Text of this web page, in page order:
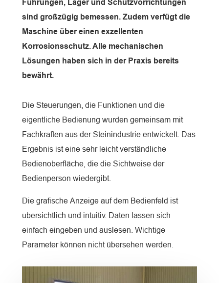
Führungen, Lager und Schutzvorrichtungen
sind großzügig bemessen. Zudem verfügt die
Maschine über einen exzellenten
Korrosionsschutz. Alle mechanischen
Lösungen haben sich in der Praxis bereits
bewährt.
Die Steuerungen, die Funktionen und die
eigentliche Bedienung wurden gemeinsam mit
Fachkräften aus der Steinindustrie entwickelt. Das
Ergebnis ist eine sehr leicht verständliche
Bedienoberfläche, die die Sichtweise der
Bedienperson wiedergibt.
Die grafische Anzeige auf dem Bedienfeld ist
übersichtlich und intuitiv. Daten lassen sich
einfach eingeben und auslesen. Wichtige
Parameter können nicht übersehen werden.